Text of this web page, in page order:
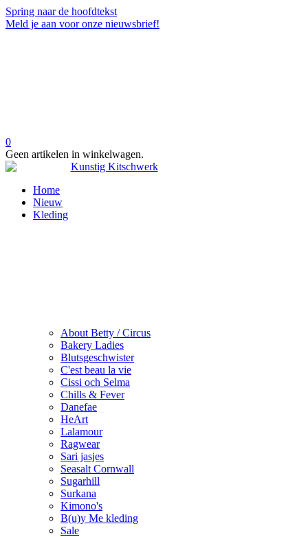
Spring naar de hoofdtekst
Meld je aan voor onze nieuwsbrief!
0
Geen artikelen in winkelwagen.
Home
Nieuw
Kleding
About Betty / Circus
Bakery Ladies
Blutsgeschwister
C'est beau la vie
Cissi och Selma
Chills & Fever
Danefae
HeArt
Lalamour
Ragwear
Sari jasjes
Seasalt Cornwall
Sugarhill
Surkana
Kimono's
B(u)y Me kleding
Sale